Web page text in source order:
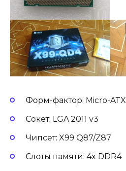
Форм-фактор: Micro-ATX
Сокет: LGA 2011 v3
Чипсет: X99 Q87/Z87
Слоты памяти: 4x DDR4